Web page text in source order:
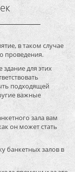
в таком случае
проведения.
для этих
подходящей
важные
зала вам
он может стать
банкетных залов в